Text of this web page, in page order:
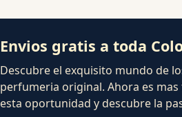
Envios gratis a toda
Descubre el exquisito mundo de
perfumeria original. Ahora es
esta oportunidad y descubre la